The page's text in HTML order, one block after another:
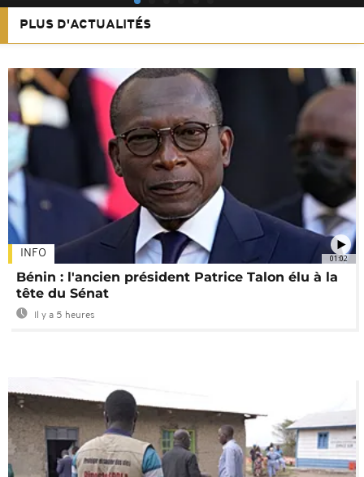
PLUS D'ACTUALITÉS
01:02
INFO
Bénin : l'ancien président Patrice Talon élu à la
tête du Sénat
Il y a 5 heures